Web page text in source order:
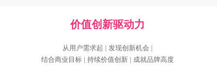
价值创新驱动力
从用户需求起 | 发现创新机会 |
结合商业目标 | 持续价值创新 | 成就品牌高度